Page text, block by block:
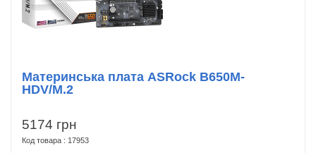
5174 грн
Код товара : 17953
Материнська плата ASRock B650M-
HDV/M.2